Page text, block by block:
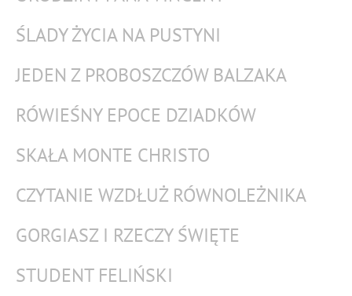
ŚLADY ŻYCIA NA PUSTYNI
JEDEN Z PROBOSZCZÓW BALZAKA
RÓWIEŚNY EPOCE DZIADKÓW
SKAŁA MONTE CHRISTO
CZYTANIE WZDŁUŻ RÓWNOLEŻNIKA
GORGIASZ I RZECZY ŚWIĘTE
STUDENT FELIŃSKI